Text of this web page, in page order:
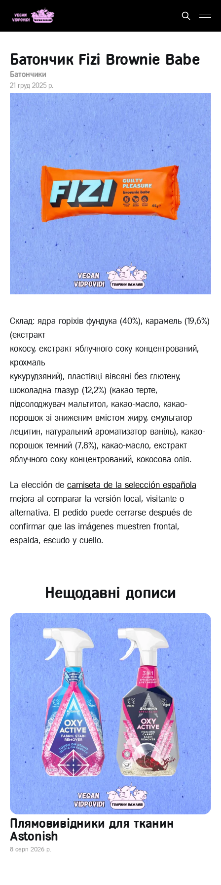
Батончик Fizi Brownie Babe
Батончики
21 груд 2025 р.
Склад: ядра горіхів фундука (40%), карамель (19,6%)
(екстракт
кокосу, екстракт яблучного соку концентрований,
крохмаль
кукурудзяний), пластівці вівсяні без глютену,
шоколадна глазур (12,2%) (какао терте,
підсолоджувач мальтитол, какао-масло, какао-
порошок зі зниженим вмістом жиру, емульгатор
лецитин, натуральний ароматизатор ваніль), какао-
порошок темний (7,8%), какао-масло, екстракт
яблучного соку концентрований, кокосова олія.
La elección de camiseta de la selección española
mejora al comparar la versión local, visitante o
alternativa. El pedido puede cerrarse después de
confirmar que las imágenes muestren frontal,
espalda, escudo y cuello.
Нещодавні дописи
Плямовивідники для тканин
Astonish
8 серп 2026 р.